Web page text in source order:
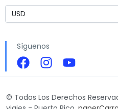
Síguenos
© Todos Los Derechos